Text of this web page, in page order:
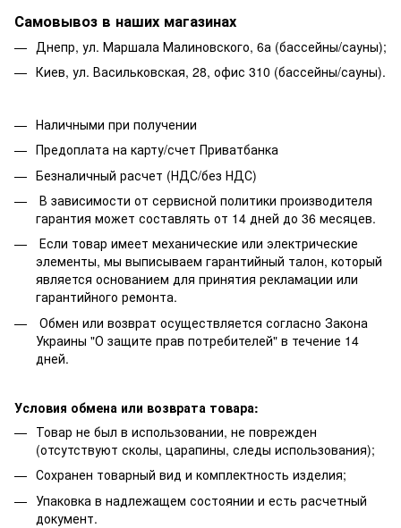
Самовывоз в наших магазинах
Днепр, ул. Маршала Малиновского, 6а (бассейны/сауны);
Киев, ул. Васильковская, 28, офис 310 (бассейны/сауны).
Наличными при получении
Предоплата на карту/счет Приватбанка
Безналичный расчет (НДС/без НДС)
В зависимости от сервисной политики производителя
гарантия может составлять от 14 дней до 36 месяцев.
Если товар имеет механические или электрические
элементы, мы выписываем гарантийный талон, который
является основанием для принятия рекламации или
гарантийного ремонта.
Обмен или возврат осуществляется согласно Закона
Украины "О защите прав потребителей" в течение 14
дней.
Условия обмена или возврата товара:
Товар не был в использовании, не поврежден
(отсутствуют сколы, царапины, следы использования);
Сохранен товарный вид и комплектность изделия;
Упаковка в надлежащем состоянии и есть расчетный
документ.